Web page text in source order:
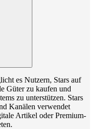
es Nutzern, Stars auf
Güter zu kaufen und
zu unterstützen. Stars
Kanälen verwendet
Artikel oder Premium-